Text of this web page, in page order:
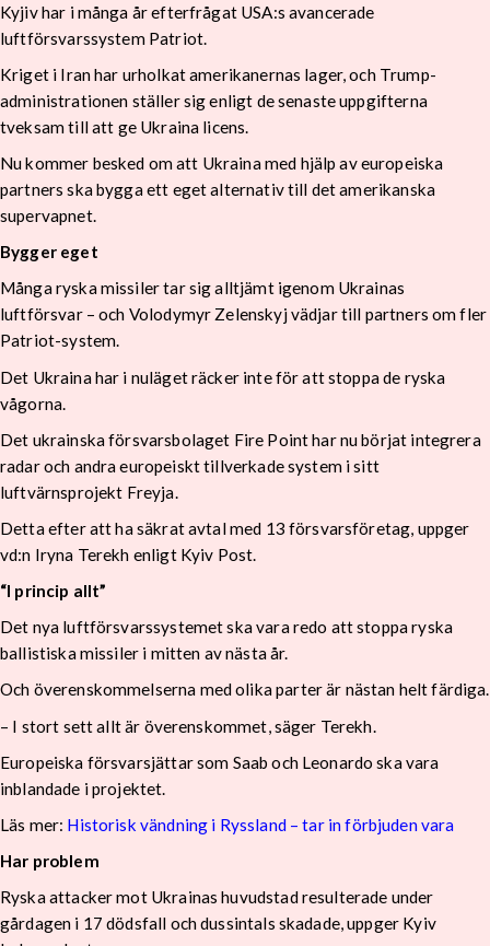
Kyjiv har i många år efterfrågat USA:s avancerade
luftförsvarssystem Patriot.
Kriget i Iran har urholkat amerikanernas lager, och Trump-
administrationen ställer sig enligt de senaste uppgifterna
tveksam till att ge Ukraina licens.
Nu kommer besked om att Ukraina med hjälp av europeiska
partners ska bygga ett eget alternativ till det amerikanska
supervapnet.
Bygger eget
Många ryska missiler tar sig alltjämt igenom Ukrainas
luftförsvar – och Volodymyr Zelenskyj vädjar till partners om fler
Patriot-system.
Det Ukraina har i nuläget räcker inte för att stoppa de ryska
vågorna.
Det ukrainska försvarsbolaget Fire Point har nu börjat integrera
radar och andra europeiskt tillverkade system i sitt
luftvärnsprojekt Freyja.
Detta efter att ha säkrat avtal med 13 försvarsföretag, uppger
vd:n Iryna Terekh enligt Kyiv Post.
“I princip allt”
Det nya luftförsvarssystemet ska vara redo att stoppa ryska
ballistiska missiler i mitten av nästa år.
Och överenskommelserna med olika parter är nästan helt färdiga.
– I stort sett allt är överenskommet, säger Terekh.
Europeiska försvarsjättar som Saab och Leonardo ska vara
inblandade i projektet.
Läs mer: Historisk vändning i Ryssland – tar in förbjuden vara
Har problem
Ryska attacker mot Ukrainas huvudstad resulterade under
gårdagen i 17 dödsfall och dussintals skadade, uppger Kyiv